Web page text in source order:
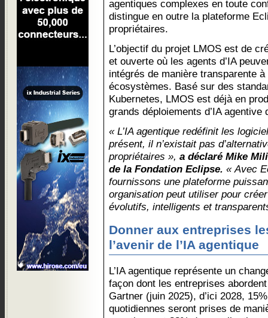
agentiques complexes en toute
distingue en outre la plateforme
propriétaires.
L’objectif du projet LMOS est de
et ouverte où les agents d’IA
intégrés de manière transparente
écosystèmes. Basé sur des
Kubernetes, LMOS est déjà en
grands déploiements d’IA agentive
« L’IA agentique redéfinit les
présent, il n’existait pas
propriétaires », a déclaré Mike
de la Fondation Eclipse. « Avec
fournissons une plateforme
organisation peut utiliser pour
évolutifs, intelligents et
Donner aux entreprises
l’avenir de l’IA agentique
L’IA agentique représente un
façon dont les entreprises
Gartner (juin 2025), d’ici 2028,
quotidiennes seront prises de